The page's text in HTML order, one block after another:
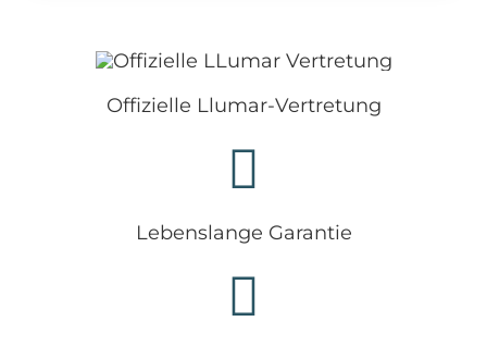
Offizielle Llumar-Vertretung
Lebenslange Garantie